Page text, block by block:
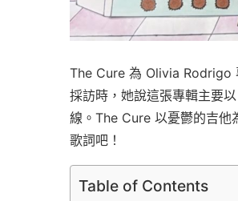
The Cure 為 Olivia Rodrigo
採訪時，她說這張專輯主要
線。The Cure 以憂鬱的吉他
歌詞吧！
Table of Contents